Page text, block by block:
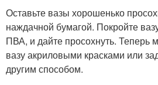
Оставьте вазы хорошенько
наждачной бумагой. Покройте
ПВА, и дайте просохнуть. Теперь
вазу акриловыми красками или
другим способом.